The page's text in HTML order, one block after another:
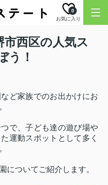
お気に入り
0
市西区の人気ス
う！
ど家族でのお出かけにお
で、子ども達の遊び場や
運動スポットとして多く
についてご紹介します。